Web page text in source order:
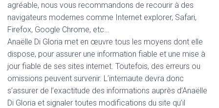
agréable, nous vous recommandons de recourir à des
navigateurs modernes comme Internet explorer, Safari,
Firefox, Google Chrome, etc…
Anaëlle Di Gloria met en œuvre tous les moyens dont elle
dispose, pour assurer une information fiable et une mise à
jour fiable de ses sites internet. Toutefois, des erreurs ou
omissions peuvent survenir. L’internaute devra donc
s’assurer de l’exactitude des informations auprès d’Anaëlle
Di Gloria et signaler toutes modifications du site qu’il